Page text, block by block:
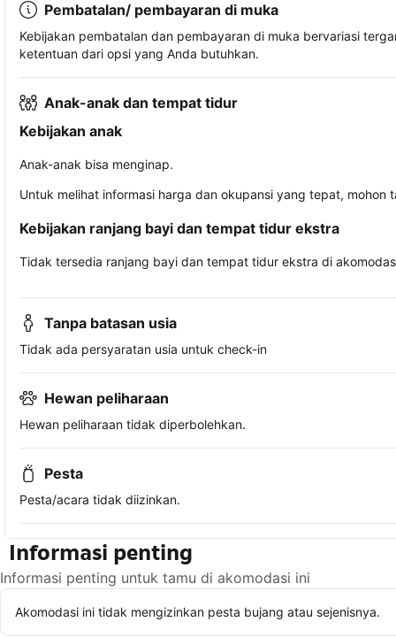
Pembatalan/ pembayaran di muka
Kebijakan pembatalan dan pembayaran di muka bervariasi
ketentuan dari opsi yang Anda butuhkan.
Anak-anak dan tempat tidur
Kebijakan anak
Anak-anak bisa menginap.
Untuk melihat informasi harga dan okupansi yang tepat,
Kebijakan ranjang bayi dan tempat tidur ekstra
Tidak tersedia ranjang bayi dan tempat tidur ekstra di
Tanpa batasan usia
Tidak ada persyaratan usia untuk check-in
Hewan peliharaan
Hewan peliharaan tidak diperbolehkan.
Pesta
Pesta/acara tidak diizinkan.
Informasi penting
Informasi penting untuk tamu di akomodasi ini
Akomodasi ini tidak mengizinkan pesta bujang atau sejenisnya.